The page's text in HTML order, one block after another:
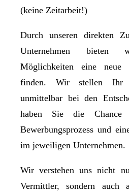
(keine Zeitarbeit!)
Durch unseren direkten
Unternehmen
Möglichkeiten eine neue
finden. Wir stellen
unmittelbar bei den
haben Sie die Chance
Bewerbungsprozess und
im jeweiligen Unternehmen.
Wir verstehen uns nicht
Vermittler, sondern auch